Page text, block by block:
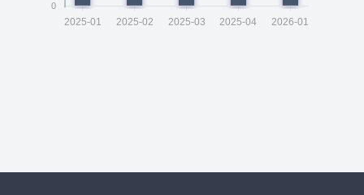
2025-01 2025-02 2025-03 2025-04 2026-01
0